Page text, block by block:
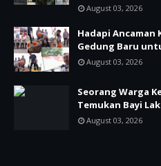
August 03, 2026
Hadapi Ancaman
Gedung Baru
August 03, 2026
Seorang Warga
Temukan Bayi
August 03, 2026